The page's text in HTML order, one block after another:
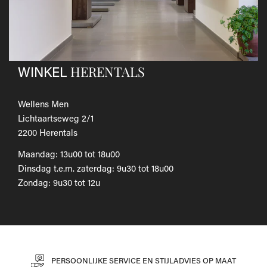
Als je het wilt omruilen voor een ander artikel, dien je een
nieuwe bestelling te plaatsen.
Voor onze uitgebreide beleid betreffende verzenden en
retourneren, raadpleeg onze Veelgestelde vragen
WINKEL HERENTALS
Wellens Men
Lichtaartseweg 2/1
2200 Herentals
Maandag: 13u00 tot 18u00
Dinsdag t.e.m. zaterdag: 9u30 tot 18u00
Zondag: 9u30 tot 12u
PERSOONLIJKE SERVICE EN STIJLADVIES OP MAAT